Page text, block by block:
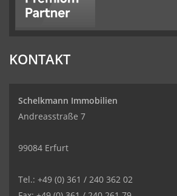
KONTAKT
Schelkmann Immobilien
Andreasstraße 7
99084 Erfurt
Tel.: +49 (0) 361 / 240 362 02